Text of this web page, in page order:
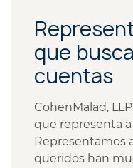
que
cuentas
CohenMalad,
que representa
Representamos
queridos han